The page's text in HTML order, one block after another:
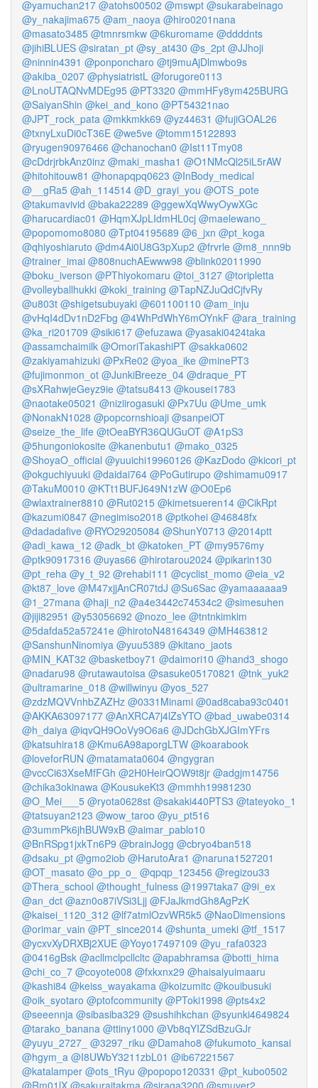
@yamuchan217 @atohs00502 @mswpt @sukarabeinago
@y_nakajima675 @am_naoya @hiro0201nana
@masato3485 @tmnrsmkw @6kuromame @ddddnts
@jihiBLUES @siratan_pt @sy_at430 @s_2pt @JJhoji
@ninnin4391 @ponponcharo @tj9muAjDlmwbo9s
@akiba_0207 @physiatristL @forugore0113
@LnoUTAQNvMDEg95 @PT3320 @mmHFy8ym425BURG
@SaiyanShin @kei_and_kono @PT54321nao
@JPT_rock_pata @mkkmkk69 @yz44631 @fujiGOAL26
@txnyLxuDi0cT36E @we5ve @tomm15122893
@ryugen90976466 @chanochan0 @Ist11Tmy08
@cDdrjrbkAnz0inz @maki_masha1 @O1NMcQl25iL5rAW
@hitohitouw81 @honapqpq0623 @InBody_medical
@__gRa5 @ah_114514 @D_grayi_you @OTS_pote
@takumavivid @baka22289 @ggewXqWwyOywXGc
@harucardiac01 @HqmXJpLIdmHL0cj @maelewano_
@popomomo8080 @Tpt04195689 @6_jxn @pt_koga
@qhiyoshiaruto @dm4Ai0U8G3pXup2 @frvrle @m8_nnn9b
@trainer_imai @808nuchAEwww98 @blink02011990
@boku_iverson @PThiyokomaru @toi_3127 @toripletta
@volleyballhukki @koki_training @TapNZJuQdCjfvRy
@u803t @shigetsubuyaki @601100110 @am_inju
@vHqI4dDv1nD2Fbg @4WhPdWhY6mOYnkF @ara_training
@ka_ri201709 @siki617 @efuzawa @yasaki0424taka
@assamchaimilk @OmoriTakashiPT @sakka0602
@zakiyamahizuki @PxRe02 @yoa_ike @minePT3
@fujimonmon_ot @JunkiBreeze_04 @draque_PT
@sXRahwjeGeyz9ie @tatsu8413 @kousei1783
@naotake05021 @niziirogasuki @Px7Uu @Ume_umk
@NonakN1028 @popcornshioaji @sanpeiOT
@seize_the_life @tOeaBYR36QUGuOT @A1pS3
@5hungoniokosite @kanenbutu1 @mako_0325
@ShoyaO_official @yuuichi19960126 @KazDodo @kicori_pt
@okguchiyuuki @daidai764 @PoGutirupo @shimamu0917
@TakuM0010 @KTt1BUFJ649N1zW @O0Ep6
@wlaxtrainer8810 @Rut0215 @kimetsueren14 @CikRpt
@kazumi0847 @negimiso2018 @ptkohei @46848fx
@dadadafive @RYO29205084 @ShunY0713 @2014ptt
@adi_kawa_12 @adk_bt @katoken_PT @my9576my
@ptk90917316 @uyas66 @hirotarou2024 @pikarin130
@pt_reha @y_t_92 @rehabi111 @cyclist_momo @eia_v2
@kt87_love @M47xjjAnCR07tdJ @Su6Sac @yamaaaaaa9
@1_27mana @haji_n2 @a4e3442c74534c2 @simesuhen
@jiji82951 @y53056692 @nozo_lee @tntnkimkim
@5dafda52a57241e @hirotoN48164349 @MH463812
@SanshunNinomiya @yuu5389 @kitano_jaots
@MIN_KAT32 @basketboy71 @daimori10 @hand3_shogo
@nadaru98 @rutawautoisa @sasuke05170821 @tnk_yuk2
@ultramarine_018 @willwinyu @yos_527
@zdzMQVVnhbZAZHz @0331Minami @0ad8caba93c0401
@AKKA63097177 @AnXRCA7j4lZsYTO @bad_uwabe0314
@h_daiya @iqvQH9OoVy9O6a6 @JDchGbXJGImYFrs
@katsuhira18 @Kmu6A98aporgLTW @koarabook
@loveforRUN @matamata0604 @ngygran
@vccCi63XseMfFGh @2H0HeirQOW9t8jr @adgjm14756
@chika3okinawa @KousukeKt3 @mmhh19981230
@O_Mei___5 @ryota0628st @sakaki440PTS3 @tateyoko_1
@tatsuyan2123 @wow_taroo @yu_pt516
@3ummPk6jhBUW9xB @aimar_pablo10
@BnRSpg1jxkTn6P9 @brainJogg @cbryo4ban518
@dsaku_pt @gmo2iob @HarutoAra1 @naruna1527201
@OT_masato @o_pp_o_ @qpqp_123456 @regizou33
@Thera_school @thought_fulness @1997taka7 @9i_ex
@an_dct @azn0o87iVSi3Ljj @FJaJkmdGh8AgPzK
@kaisei_1120_312 @lf7atmlOzvWR5k5 @NaoDimensions
@orimar_vain @PT_since2014 @shunta_umeki @tf_1517
@ycxvXyDRXBj2XUE @Yoyo17497109 @yu_rafa0323
@0416gBsk @acllmclpcllcltc @apabhramsa @botti_hima
@chi_co_7 @coyote008 @fxkxnx29 @haisaiyuimaaru
@kashi84 @keiss_wayakama @koizumitc @kouibusuki
@oik_syotaro @ptofcommunity @PToki1998 @pts4x2
@seeennja @sibasiba329 @sushihkchan @syunki4649824
@tarako_banana @ttiny1000 @Vb8qYIZSdBzuGJr
@yuyu_2727_ @3297_riku @Damaho8 @fukumoto_kansai
@hgym_a @I8UWbY3211zbL01 @ib67221567
@katalamper @ots_tRyu @popopo120331 @pt_kubo0502
@Rm01lX @sakuraitakma @siraga3200 @smuver2